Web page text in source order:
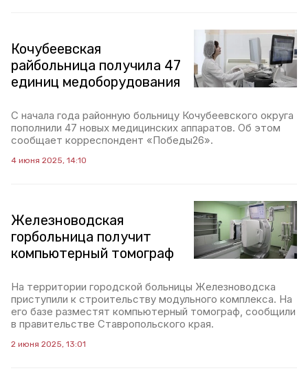
Кочубеевская
райбольница получила 47
единиц медоборудования
С начала года районную больницу Кочубеевского округа
пополнили 47 новых медицинских аппаратов. Об этом
сообщает корреспондент «Победы26».
4 июня 2025, 14:10
Железноводская
горбольница получит
компьютерный томограф
На территории городской больницы Железноводска
приступили к строительству модульного комплекса. На
его базе разместят компьютерный томограф, сообщили
в правительстве Ставропольского края.
2 июня 2025, 13:01